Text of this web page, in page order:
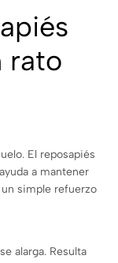
rato
El reposapiés
a mantener
simple refuerzo
alarga. Resulta